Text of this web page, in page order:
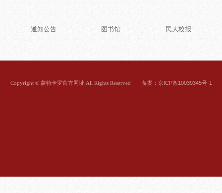
通知公告 图书馆 民大校报
Copyright © 蒙特卡罗官方网址 All Rights Reserved 备案：京ICP备10039345号-1